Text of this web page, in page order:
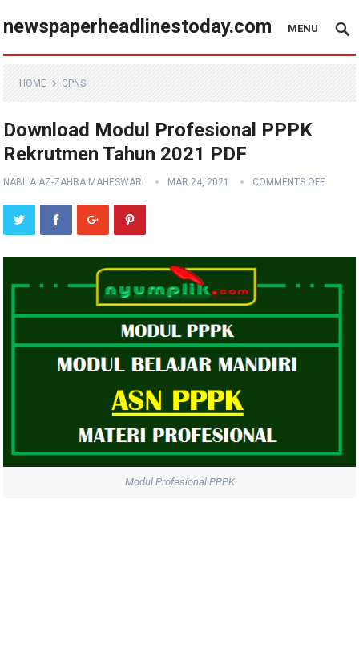
newspaperheadlinestoday.com MENU
HOME CPNS
Download Modul Profesional PPPK
Rekrutmen Tahun 2021 PDF
NABILA AZ-ZAHRA MAHESWARI MAR 24, 2021 COMMENTS OFF
Modul Profesional PPPK